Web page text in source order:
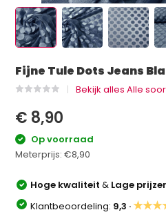
Fijne Tule Dots Jeans
Bekijk alles Alle
€ 8,90
Op voorraad
Meterprijs:€8,90
Hoge kwaliteit& Lage
Klantbeoordeling: 9,3 ·